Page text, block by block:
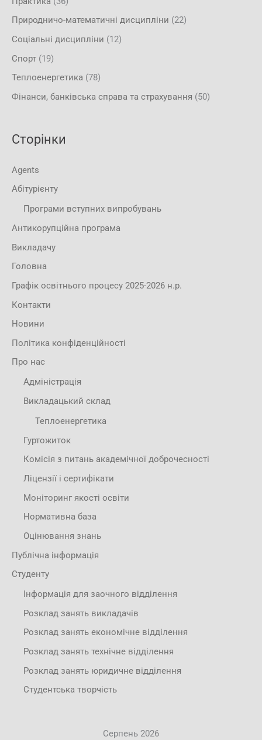
Природничо-математичні дисципліни (22)
Соціальні дисципліни (12)
Спорт (19)
Теплоенергетика (78)
Фінанси, банківська справа та страхування (50)
Сторінки
Agents
Абітурієнту
Програми вступних випробувань
Антикорупційна програма
Викладачу
Головна
Графік освітнього процесу 2025-2026 н.р.
Контакти
Новини
Політика конфіденційності
Про нас
Адміністрація
Викладацький склад
Теплоенергетика
Гуртожиток
Комісія з питань академічної доброчесності
Ліцензії і сертифікати
Моніторинг якості освіти
Нормативна база
Оцінювання знань
Публічна інформація
Студенту
Інформація для заочного відділення
Розклад занять викладачів
Розклад занять економічне відділення
Розклад занять технічне відділення
Розклад занять юридичне відділення
Студентська творчість
Серпень 2026